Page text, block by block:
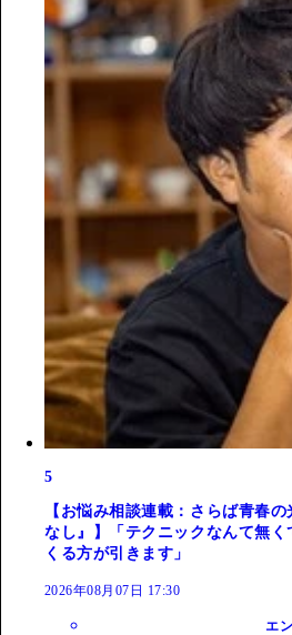
5
【お悩み相談連載：さらば青春
なし』】「テクニックなんて無
くる方が引きます」
2026年08月07日 17:30
エ